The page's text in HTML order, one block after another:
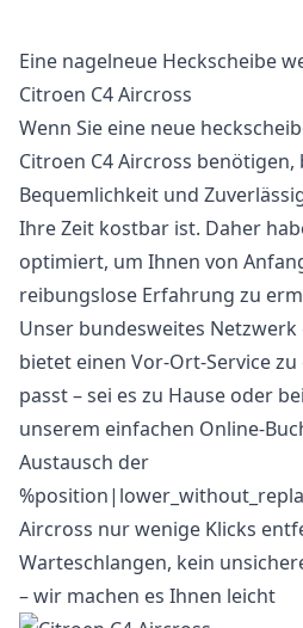
Eine nagelneue Heckscheibe
Citroen C4 Aircross
Wenn Sie eine neue
Citroen C4 Aircross
Bequemlichkeit und
Ihre Zeit kostbar ist. Daher
optimiert, um Ihnen von
reibungslose Erfahrung zu
Unser bundesweites
bietet einen Vor-Ort-Service
passt – sei es zu Hause oder
unserem einfachen Online-
Austausch der
Aircross nur wenige Klicks
Warteschlangen, kein
– wir machen es Ihnen leicht